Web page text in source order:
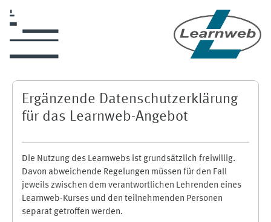
Ergänzende Datenschutzerklärung
für das Learnweb-Angebot
Die Nutzung des Learnwebs ist grundsätzlich freiwillig.
Davon abweichende Regelungen müssen für den Fall
jeweils zwischen dem verantwortlichen Lehrenden eines
Learnweb-Kurses und den teilnehmenden Personen
separat getroffen werden.